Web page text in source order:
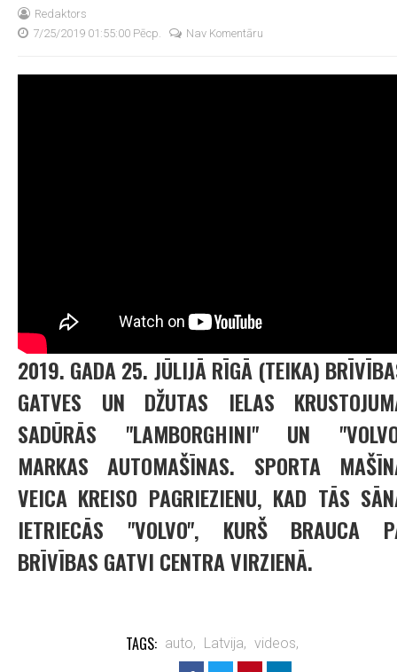
Redaktors
7/25/2019 01:55:00 Pēcp.
Nav Komentāru
2019. GADA 25. JŪLIJĀ RĪGĀ (TEIKA)
GATVES UN DŽUTAS IELAS
SADŪRĀS "LAMBORGHINI" UN
MARKAS AUTOMAŠĪNAS. SPORTA
VEICA KREISO PAGRIEZIENU, KAD TĀS
IETRIECĀS "VOLVO", KURŠ BRAUCA
BRĪVĪBAS GATVI CENTRA VIRZIENĀ.
TAGS: auto, Latvija, videos,